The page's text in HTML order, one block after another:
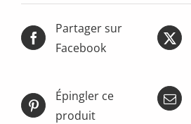
Partager sur
Facebook
Épingler ce
produit